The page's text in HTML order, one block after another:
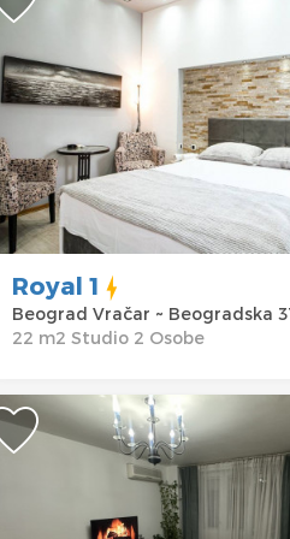
Beogradskoj ulici.
je 35€.
za smestaj do 2
1 noc.
31
45 €
Gosti:
m2
Studio
Royal 1
Beograd Vračar ~ Beogradska
22 m2 Studio 2 Osobe
Apartman Bel
Vracar. Namenjen
se na Vracaru.